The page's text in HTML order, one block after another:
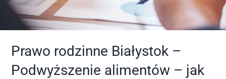
Prawo rodzinne Białystok –
Podwyższenie alimentów – jak